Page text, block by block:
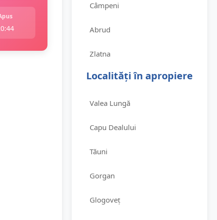
Câmpeni
Abrud
Zlatna
Localități în apropiere
Valea Lungă
Capu Dealului
Tăuni
Gorgan
Glogoveț